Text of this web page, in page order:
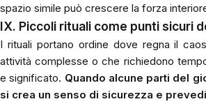
spazio simile può crescere la forza
IX. Piccoli rituali come punti sicuri
I rituali portano ordine dove regna il
attività complesse o che richiedono
e significato. Quando alcune parti del
si crea un senso di sicurezza e